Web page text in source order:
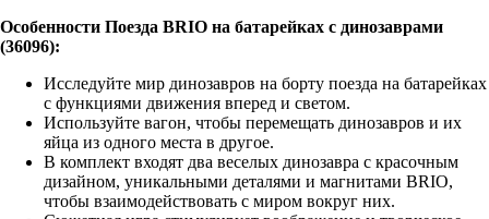
Особенности Поезда BRIO на батарейках с динозаврами
(36096):
Исследуйте мир динозавров на борту поезда на батарейках
с функциями движения вперед и светом.
Используйте вагон, чтобы перемещать динозавров и их
яйца из одного места в другое.
В комплект входят два веселых динозавра с красочным
дизайном, уникальными деталями и магнитами BRIO,
чтобы взаимодействовать с миром вокруг них.